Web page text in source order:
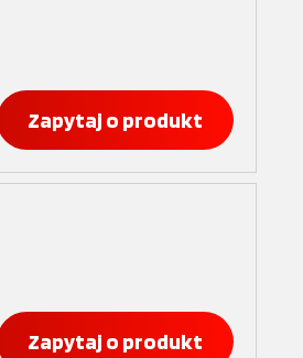
Zapytaj o produkt
Zapytaj o produkt